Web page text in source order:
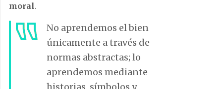
moral.
No aprendemos el bien
únicamente a través de
normas abstractas; lo
aprendemos mediante